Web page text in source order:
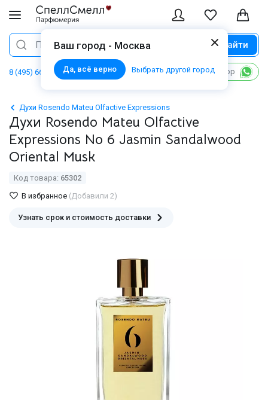
Ваш город - Москва
Да, всё верно Выбрать другой город
Поиск Найти
8 (495) 668 06 02 Написать в WhatsApp
Духи Rosendo Mateu Olfactive Expressions
Духи Rosendo Mateu Olfactive
Expressions No 6 Jasmin Sandalwood
Oriental Musk
Код товара: 65302
В избранное (Добавили 2)
Узнать срок и стоимость доставки